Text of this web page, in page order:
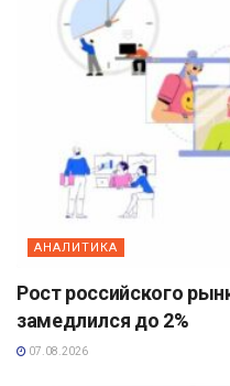
АНАЛИТИКА
Рост российского
замедлился до 2%
07.08.2026